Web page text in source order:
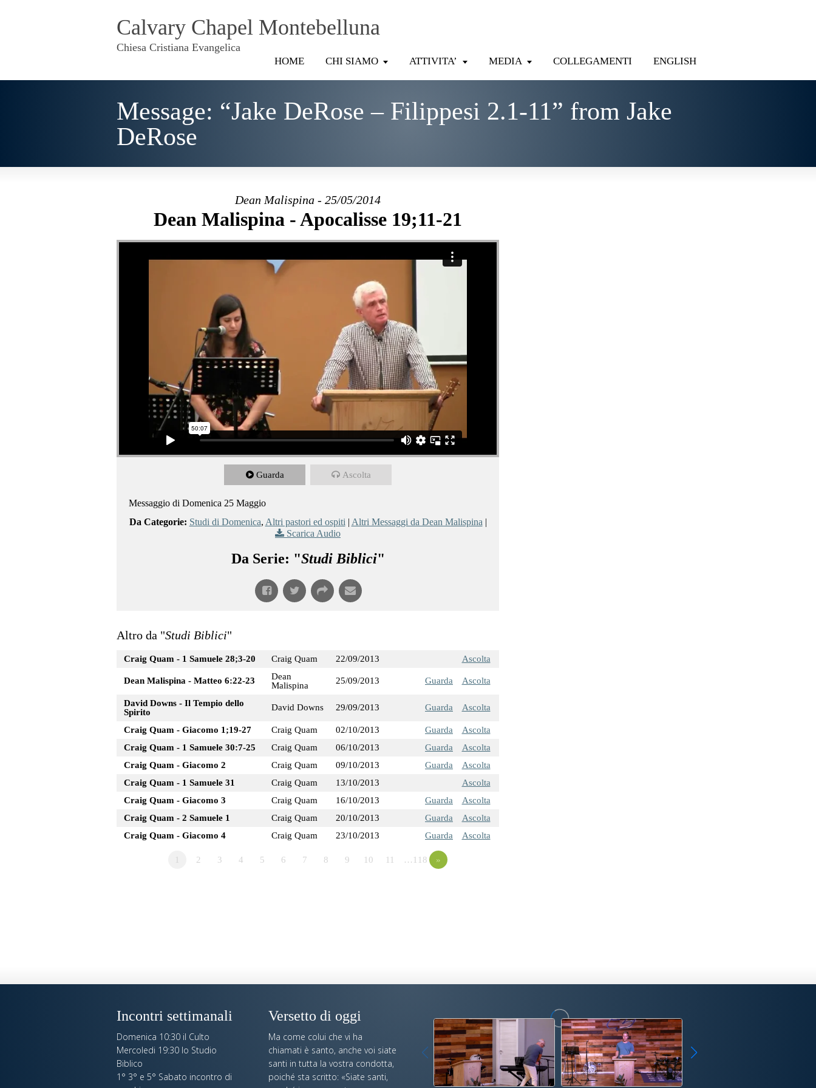
Calvary Chapel Montebelluna
Chiesa Cristiana Evangelica
HOME CHI SIAMO ATTIVITA’ MEDIA COLLEGAMENTI ENGLISH
Message: “Jake DeRose – Filippesi 2.1-11” from Jake
DeRose
Dean Malispina - 25/05/2014
Dean Malispina - Apocalisse 19;11-21
Guarda Ascolta
Messaggio di Domenica 25 Maggio
Da Categorie: Studi di Domenica, Altri pastori ed ospiti | Altri Messaggi da Dean Malispina |
Scarica Audio
Da Serie: "Studi Biblici"
Altro da "Studi Biblici"
Craig Quam - 1 Samuele 28;3-20 Craig Quam 22/09/2013 Ascolta
Dean Malispina - Matteo 6:22-23
Dean
Malispina
25/09/2013 Guarda Ascolta
David Downs - Il Tempio dello
Spirito
David Downs 29/09/2013 Guarda Ascolta
Craig Quam - Giacomo 1;19-27 Craig Quam 02/10/2013 Guarda
Ascolta
Craig Quam - 1 Samuele 30:7-25
Craig Quam 06/10/2013 Guarda
Ascolta
Craig Quam - Giacomo 2
Craig Quam 09/10/2013 Guarda
Ascolta
Craig Quam - 1 Samuele 31
Craig Quam 13/10/2013
Ascolta
Craig Quam - Giacomo 3
Craig Quam 16/10/2013 Guarda
Ascolta
Craig Quam - 2 Samuele 1
Craig Quam 20/10/2013 Guarda
Ascolta
Craig Quam - Giacomo 4
Craig Quam 23/10/2013 Guarda Ascolta
2 3 4 5 6 7 8 9 10 11 …118 »
Incontri settimanali
Domenica 10:30 il Culto
Mercoledi 19:30 lo Studio
Biblico
1° 3° e 5° Sabato incontro di
Versetto di oggi
Ma come colui che vi ha
chiamati è santo, anche voi siate
santi in tutta la vostra condotta,
poiché sta scritto: «Siate santi,